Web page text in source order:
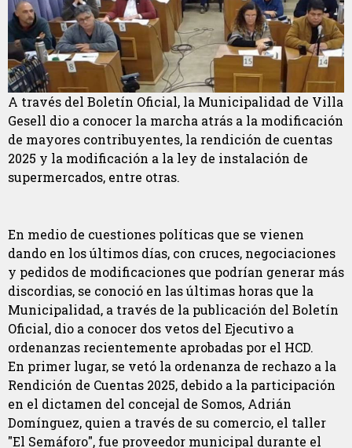
A través del Boletín Oficial, la Municipalidad de Villa
Gesell dio a conocer la marcha atrás a la modificación
de mayores contribuyentes, la rendición de cuentas
2025 y la modificación a la ley de instalación de
supermercados, entre otras.
En medio de cuestiones políticas que se vienen
dando en los últimos días, con cruces, negociaciones
y pedidos de modificaciones que podrían generar más
discordias, se conoció en las últimas horas que la
Municipalidad, a través de la publicación del Boletín
Oficial, dio a conocer dos vetos del Ejecutivo a
ordenanzas recientemente aprobadas por el HCD.
En primer lugar, se vetó la ordenanza de rechazo a la
Rendición de Cuentas 2025, debido a la participación
en el dictamen del concejal de Somos, Adrián
Domínguez, quien a través de su comercio, el taller
"El Semáforo", fue proveedor municipal durante el